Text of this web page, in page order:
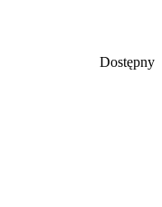
Dostępny